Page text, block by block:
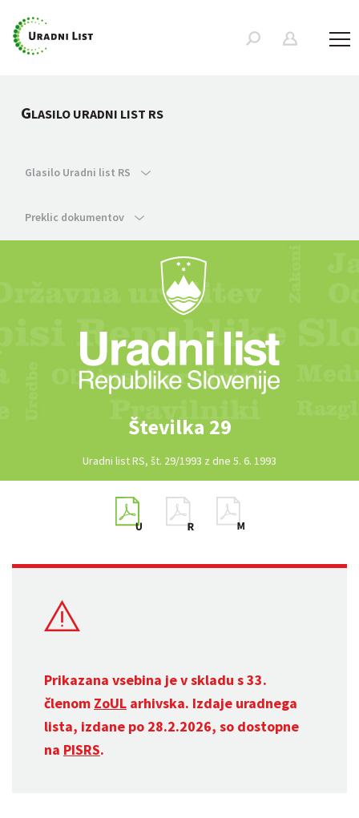
GLASILO URADNI LIST RS
Glasilo Uradni list RS
Preklic dokumentov
Številka 29
Uradni list RS, št. 29/1993 z dne 5. 6. 1993
Prikazana vsebina je v skladu s 33.
členom ZoUL arhivska. Izdaje uradnega
lista, izdane po 28.2.2026, so dostopne
na PISRS.